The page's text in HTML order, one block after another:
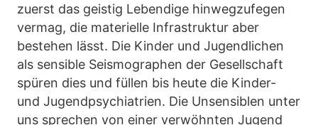
zuerst das geistig Lebendige hinwegzufegen
vermag, die materielle Infrastruktur aber
bestehen lässt. Die Kinder und Jugendlichen
als sensible Seismographen der Gesellschaft
spüren dies und füllen bis heute die Kinder-
und Jugendpsychiatrien. Die Unsensiblen unter
uns sprechen von einer verwöhnten Jugend